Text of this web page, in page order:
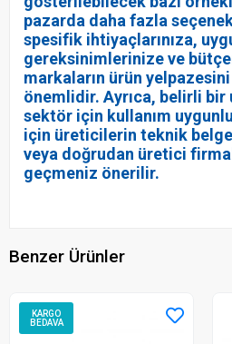
pazarda daha fazla
spesifik ihtiyaçlarınıza,
gereksinimlerinize ve
markaların ürün yelpazesini
önemlidir. Ayrıca, belirli bir
sektör için kullanım
için üreticilerin teknik
veya doğrudan üretici
geçmeniz önerilir.
Benzer Ürünler
KARGO
BEDAVA